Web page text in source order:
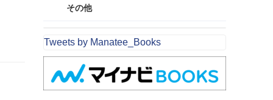
その他
Tweets by Manatee_Books